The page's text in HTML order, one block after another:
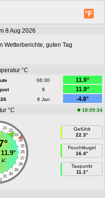
°F
8 Aug 2026
Wetterberichte, guten Tag
°C
06:30
11.9°
8
11.9°
6 Jan
-4.8°
°C
18:09:34
21
22
23
24
25
26
27
28
29
30
31
11.9°
Gefühlt
22.3°
Feuchtkugel
16.4°
Taupunkt
11.1°